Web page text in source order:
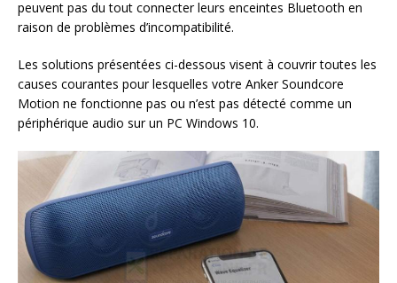
peuvent pas du tout connecter leurs enceintes Bluetooth en
raison de problèmes d’incompatibilité.
Les solutions présentées ci-dessous visent à couvrir toutes les
causes courantes pour lesquelles votre Anker Soundcore
Motion ne fonctionne pas ou n’est pas détecté comme un
périphérique audio sur un PC Windows 10.